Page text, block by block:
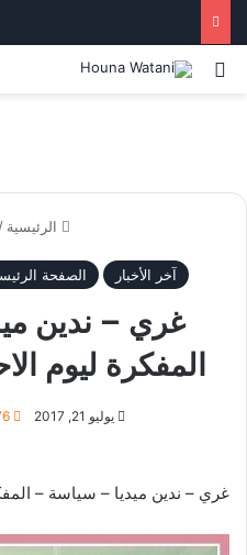
بحث عن
الرئيسية /
آخر الأخبار الصفحة
غري – ندين
المفكرة ليوم الاحد 23 تموز
يوليو 21, 2017
غري – ندين ميديا – سياسة – المفكرة ليوم